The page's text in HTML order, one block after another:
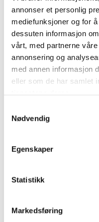
annonser et personlig
mediefunksjoner og for
dessuten informasjon
vårt, med partnerne
annonsering og
med annen informasjon
eller som de har samlet
Nødvendig
Egenskaper
Statistikk
Markedsføring
Eirin
Mar 05, 2026
Hei! Book deg
om jerninfusjon, da
sykepleiere
som passer her:
Svar
RELATERTE